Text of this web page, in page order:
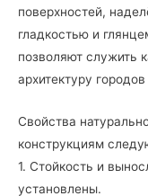
поверхностей,
гладкостью и
позволяют служить
архитектуру
Свойства
конструкциям
1. Стойкость и
установлены.